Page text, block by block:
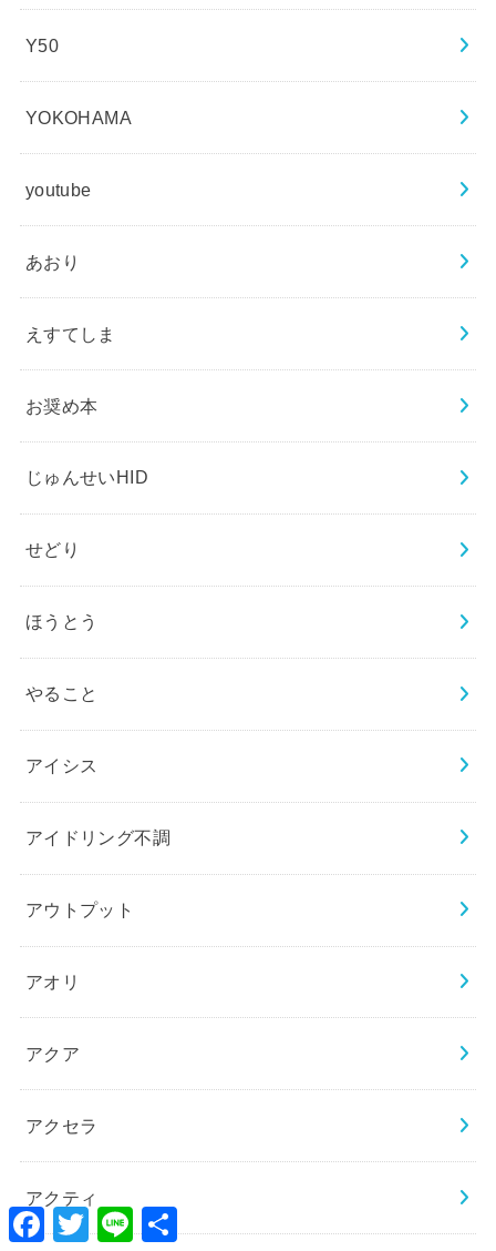
Y50
YOKOHAMA
youtube
あおり
えすてしま
お奨め本
じゅんせいHID
せどり
ほうとう
やること
アイシス
アイドリング不調
アウトプット
アオリ
アクア
アクセラ
アクティ
Facebook
TwitterLine
有